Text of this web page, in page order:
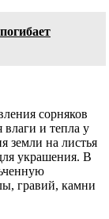
сорняков
и тепла у
земли на листья
украшения. В
гравий, камни